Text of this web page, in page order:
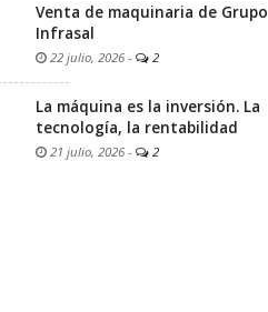
Venta de maquinaria de Grupo
Infrasal
22 julio, 2026 - 2
La máquina es la inversión. La
tecnología, la rentabilidad
21 julio, 2026 - 2